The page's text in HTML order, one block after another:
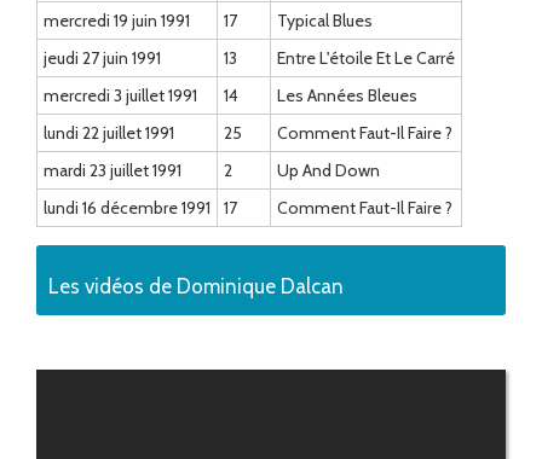
mercredi 19 juin 1991
17
Typical Blues
jeudi 27 juin 1991
13
Entre L'étoile Et Le Carré
mercredi 3 juillet 1991
14
Les Années Bleues
lundi 22 juillet 1991
25
Comment Faut-Il Faire ?
mardi 23 juillet 1991
2
Up And Down
lundi 16 décembre 1991
17 Comment Faut-Il Faire ?
Les vidéos de Dominique Dalcan